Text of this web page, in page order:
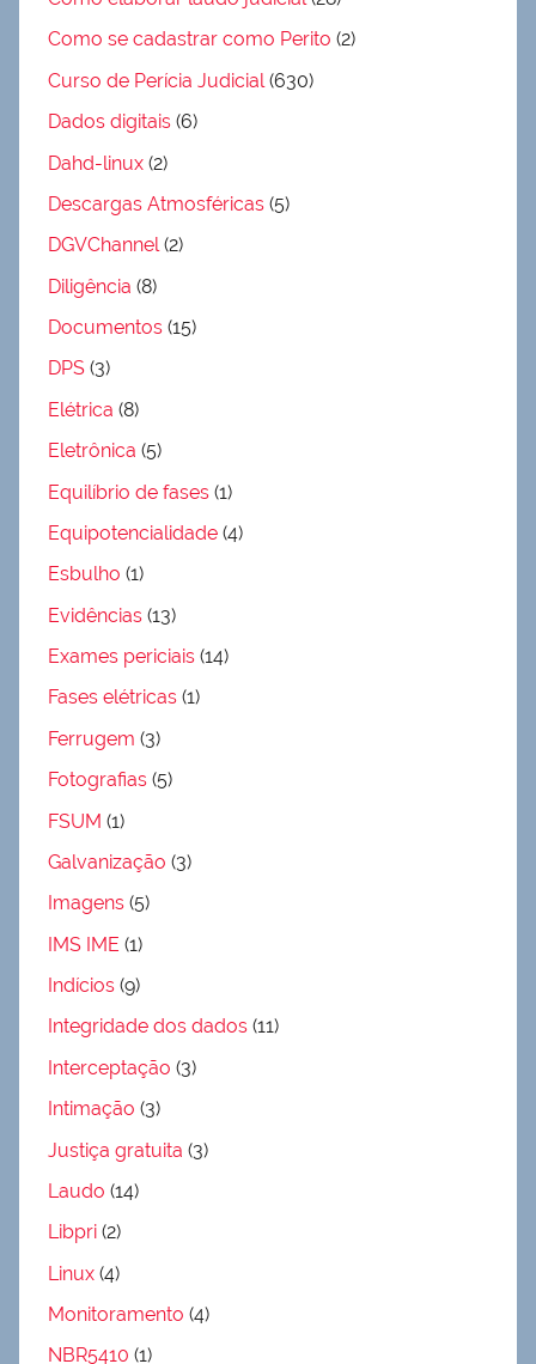
Como se cadastrar como Perito (2)
Curso de Perícia Judicial(630)
Dados digitais (6)
Dahd-linux (2)
Descargas Atmosféricas (5)
DGVChannel(2)
Diligência (8)
Documentos (15)
DPS (3)
Elétrica (8)
Eletrônica (5)
Equilíbrio de fases (1)
Equipotencialidade (4)
Esbulho (1)
Evidências (13)
Exames periciais (14)
Fases elétricas (1)
Ferrugem (3)
Fotografias (5)
FSUM (1)
Galvanização (3)
Imagens (5)
IMS IME (1)
Indícios (9)
Integridade dos dados (11)
Interceptação (3)
Intimação (3)
Justiça gratuita (3)
Laudo (14)
Libpri (2)
Linux (4)
Monitoramento (4)
NBR5410 (1)